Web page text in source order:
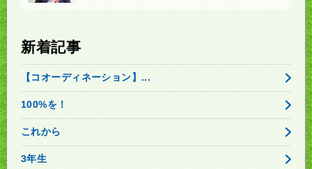
新着記事
【コオーディネーション】...
100%を！
これから
3年生